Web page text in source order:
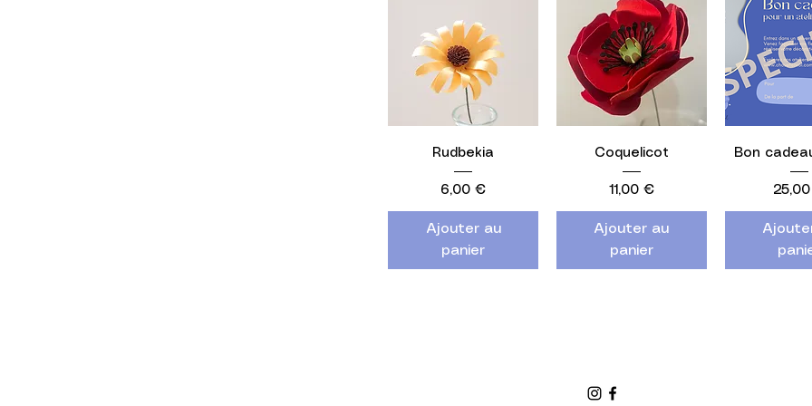
Aperçu rapide
Rudbekia
Prix
6,00 €
Ajouter au
panier
Aperçu rapide
Coquelicot
Prix
11,00 €
Ajouter au
panier
Aperçu
Bon
Prix